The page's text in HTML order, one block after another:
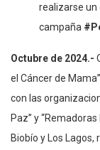
realizarse un
campaña
Octubre de 2024.-
el Cáncer de
con las
Paz” y
Biobío y Los